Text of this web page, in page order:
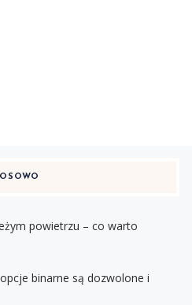
powietrzu – co warto
binarne są dozwolone i